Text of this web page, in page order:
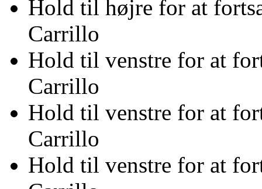
Hold til højre for at
Carrillo
Hold til venstre for at
Carrillo
Hold til venstre for at
Carrillo
Hold til venstre for at